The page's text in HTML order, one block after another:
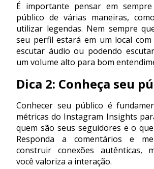
É importante pensar em
público de várias maneiras,
utilizar legendas. Nem sempre
seu perfil estará em um local com
escutar áudio ou podendo
um volume alto para bom
Dica 2: Conheça seu
Conhecer seu público é
métricas do Instagram Insights
quem são seus seguidores e o
Responda a comentários e
construir conexões autênticas,
você valoriza a interação.